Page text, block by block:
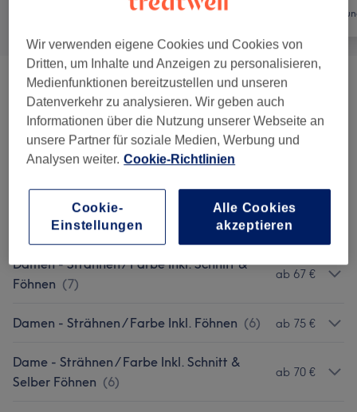
Friseur
Damen - Haarschnitte (2) ab 21 €
Herren - Haarschnitte & Stylings (4) ab 10 €
Kinder - Haarschnitte & Stylings (4)
BEAUTY Behandlungen FÜR DIE HAARE -
DAMEN (9)
ab 10 €
Damen - Strähnen / Farbe Inkl. Schnitt &
Föhnen (7)
ab 67 €
Damen - Strähnen / Farbe Inkl. Föhnen (6) ab 75 €
Dame - Strähnen / Farbe Inkl. Schnitt &
Selber Föhnen (6)
ab 70 €
Wir verwenden eigene Cookies und Cookies von
Dritten, um Inhalte und Anzeigen zu personalisieren,
Medienfunktionen bereitzustellen und unseren
Datenverkehr zu analysieren. Wir geben auch
Informationen über die Nutzung unserer Webseite an
unsere Partner für soziale Medien, Werbung und
Analysen weiter. Cookie-Richtlinien
Cookie-
Einstellungen
Alle Cookies
akzeptieren